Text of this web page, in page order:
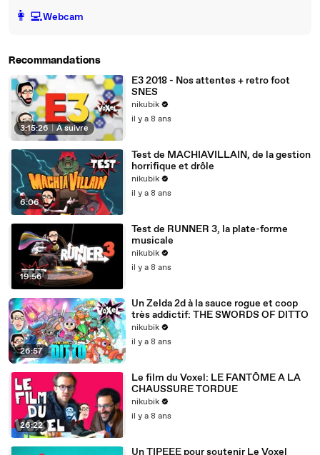
️👩‍💻️Webcam
Recommandations
3:15:26 À suivre
E3 2018 - Nos attentes + retro foot
SNES
nikubik
il y a 8 ans
6:06
Test de MACHIAVILLAIN, de la gestion
horrifique et drôle
nikubik
il y a 8 ans
19:56
Test de RUNNER 3, la plate-forme
musicale
nikubik
il y a 8 ans
26:57
Un Zelda 2d à la sauce rogue et coop
très addictif: THE SWORDS OF DITTO
nikubik
il y a 8 ans
26:22
Le film du Voxel: LE FANTÔME A LA
CHAUSSURE TORDUE
nikubik
il y a 8 ans
Un TIPEEE pour soutenir Le Voxel